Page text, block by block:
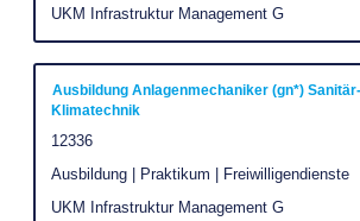
Unternehmen
UKM Infrastruktur Management G
um
die
Stelleninformationen
vollständig
Stellenbezeichnung
Ausbildung Anlagenmechaniker (gn*)
Klimatechnik
Stellenkennung
12336
Stellenkategorie
Ausbildung | Praktikum | Freiwilligendienste
Unternehmen
UKM Infrastruktur Management G
Drücken
Sie
die
Leertaste,
um